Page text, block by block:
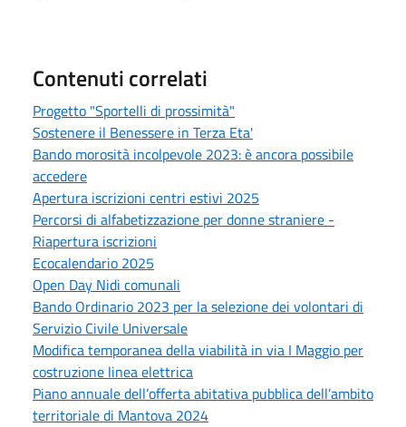
Contenuti correlati
Progetto "Sportelli di prossimità"
Sostenere il Benessere in Terza Eta'
Bando morosità incolpevole 2023: è ancora possibile
accedere
Apertura iscrizioni centri estivi 2025
Percorsi di alfabetizzazione per donne straniere -
Riapertura iscrizioni
Ecocalendario 2025
Open Day Nidi comunali
Bando Ordinario 2023 per la selezione dei volontari di
Servizio Civile Universale
Modifica temporanea della viabilità in via I Maggio per
costruzione linea elettrica
Piano annuale dell’offerta abitativa pubblica dell’ambito
territoriale di Mantova 2024